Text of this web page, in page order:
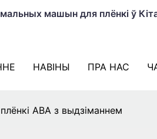
машын для плёнкі ў
НАВІНЫ ПРА НАС
ABA з выдзіманнем